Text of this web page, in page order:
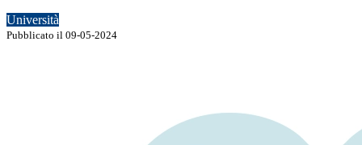
Università
Pubblicato il 09-05-2024